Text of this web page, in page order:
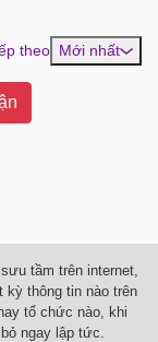
theo Mới nhất
tầm trên internet,
kỳ thông tin nào trên
tổ chức nào, khi
ngay lập tức.